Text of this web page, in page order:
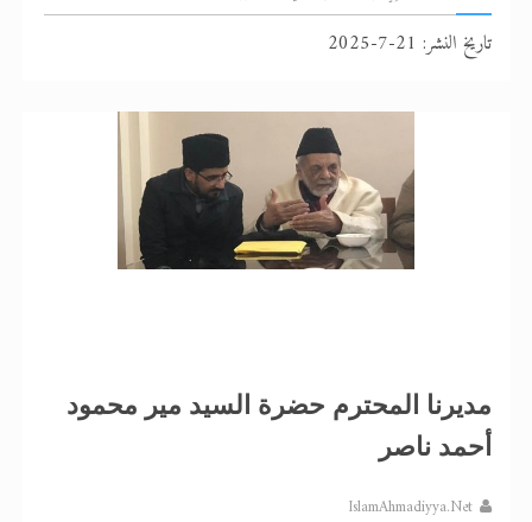
تاريخ النشر: 21-7-2025
مديرنا المحترم حضرة السيد مير محمود
أحمد ناصر
IslamAhmadiyya.Net